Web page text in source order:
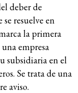
deber de
resuelve en
la primera
empresa
subsidiaria en el
Se trata de una
aviso.